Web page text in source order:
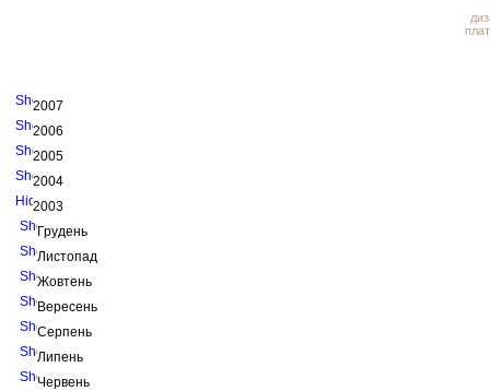
2007
2006
2005
2004
2003
Грудень
Листопад
Жовтень
Вересень
Серпень
Липень
Червень